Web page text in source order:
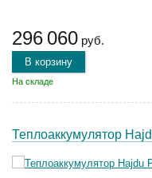
296 060 руб.
В корзину
На складе
Теплоаккумулятор